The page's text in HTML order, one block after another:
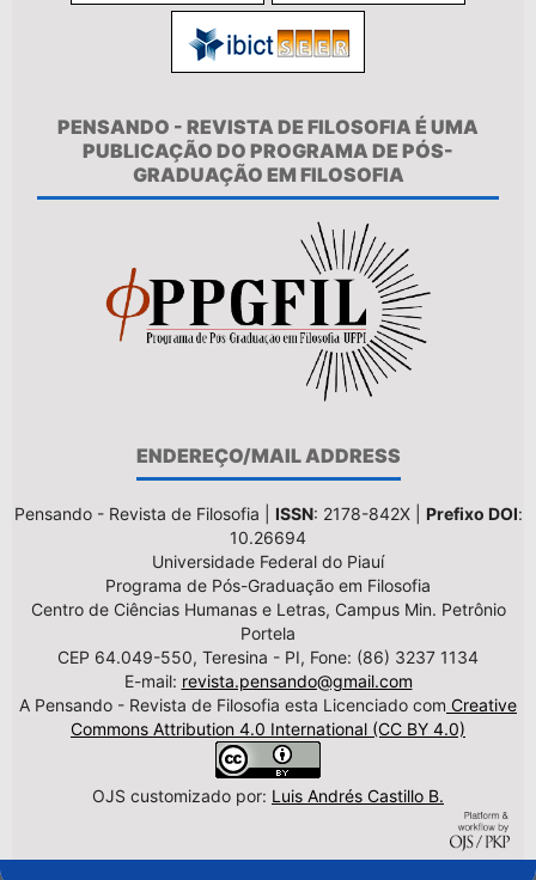
PENSANDO - REVISTA DE FILOSOFIA É UMA
PUBLICAÇÃO DO PROGRAMA DE PÓS-
GRADUAÇÃO EM FILOSOFIA
ENDEREÇO/MAIL ADDRESS
Pensando - Revista de Filosofia | ISSN: 2178-842X | Prefixo DOI:
10.26694
Universidade Federal do Piauí
Programa de Pós-Graduação em Filosofia
Centro de Ciências Humanas e Letras, Campus Min. Petrônio
Portela
CEP 64.049-550, Teresina - PI, Fone: (86) 3237 1134
E-mail: revista.pensando@gmail.com
A Pensando - Revista de Filosofia esta Licenciado com Creative
Commons Attribution 4.0 International (CC BY 4.0)
OJS customizado por: Luis Andrés Castillo B.